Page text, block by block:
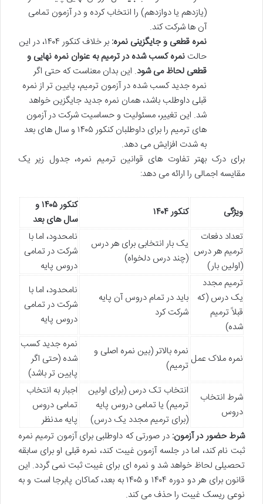
(یازدهم یا دوازدهم) را انتخاب کرده و در آزمون تمامی
آن ها شرکت کند.
نمره قطعی و جایگزینی نمره:
بر خلاف کنکور ۱۴۰۴، در این
حالت نمره کسب شده در ترمیم به عنوان نمره نهایی و
قطعی لحاظ می شود. این بدان معناست که حتی اگر
نمره جدید کسب شده در آزمون ترمیم، پایین تر از نمره
قبلی داوطلب باشد، همان نمره جدید جایگزین خواهد
شد. این تغییر، مسئولیت و حساسیت شرکت در آزمون
های ترمیم را برای داوطلبان کنکور ۱۴۰۵ و سال های بعد
به شدت افزایش می دهد.
برای درک بهتر تفاوت های قوانین ترمیم نمره، جدول زیر یک
مقایسه اجمالی را ارائه می دهد:
ویژگی کنکور ۱۴۰۴
کنکور ۱۴۰۵ و
سال های بعد
تعداد دفعات
ترمیم هر درس
(اولین بار)
یک بار انتخابی برای هر درس
(چند درس دلخواه)
نامحدود، اما با
شرکت در تمامی
دروس پایه
ترمیم مجدد
یک درس (که
قبلاً ترمیم
شده)
باید در تمام دروس آن پایه
شرکت کرد
نامحدود، اما با
شرکت در تمامی
دروس پایه
نمره ملاک عمل
نمره بالاتر (بین نمره اصلی و
ترمیم)
نمره جدید کسب
شده (حتی اگر
پایین تر باشد)
شرط انتخاب
دروس
انتخاب تک درس (برای اولین
ترمیم) یا تمامی دروس پایه
(برای ترمیم مجدد یک درس)
اجبار به انتخاب
تمامی دروس
پایه مدنظر
شرط حضور در آزمون: در صورتی که داوطلبی برای آزمون ترمیم نمره
ثبت نام کند، اما در جلسه آزمون غیبت کند، نمره قبلی او برای سابقه
تحصیلی لحاظ خواهد شد و نمره ای برای غیبت ثبت نمی گردد. این
قانون برای هر دو دوره ۱۴۰۴ و ۱۴۰۵ به بعد، کماکان پابرجا است و به
نوعی ریسک غیبت را حذف می کند.